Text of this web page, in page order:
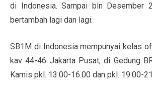
di Indonesia. Sampai bln Desember
bertambah lagi dan lagi.
SB1M di Indonesia mempunyai kelas
kav 44-46 Jakarta Pusat, di Gedung
Kamis pkl. 13.00-16.00 dan pkl. 19.00-